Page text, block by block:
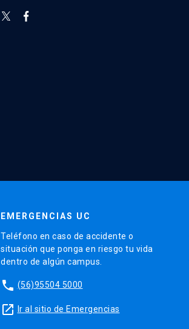
EMERGENCIAS UC
Teléfono en caso de accidente o
situación que ponga en riesgo tu vida
dentro de algún campus.
phone (56)95504 5000
launch Ir al sitio de Emergencias